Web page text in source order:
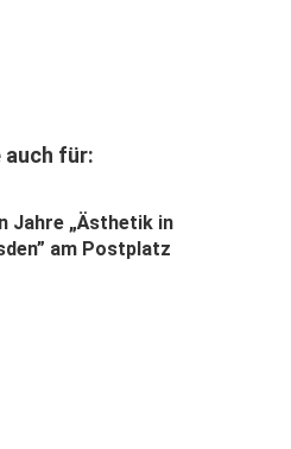
auch für:
Jahre „Ästhetik in
am Postplatz